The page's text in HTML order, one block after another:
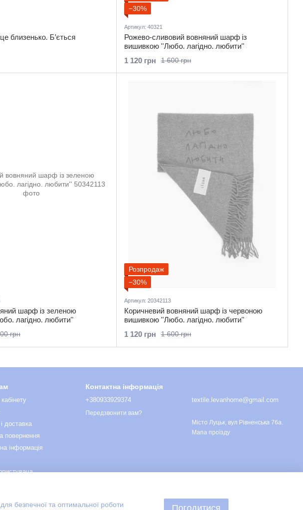
близенько. Б’ється
−30%
Артикул: 40321
Рожево-сливовий вовняний шарф із
вишивкою ''Любо. лагідно. любити''
1 600 грн
1 120 грн
шарф із зеленою
лагідно. любити''
грн
Розпродаж
−30%
Артикул: 20342113
Коричневий вовняний шарф із червоною
вишивкою ''Любо. лагідно. любити''
1 600 грн
1 120 грн
доставка
повернення
інформація
Контактна інформація
+380933929374
Передзвонити вам?
textile.levanhome@gmail.com
Місто Луцьк, вул Рівненська 76а.
Мапа проїзду
безпечної та оптимальної роботи
Погодитися